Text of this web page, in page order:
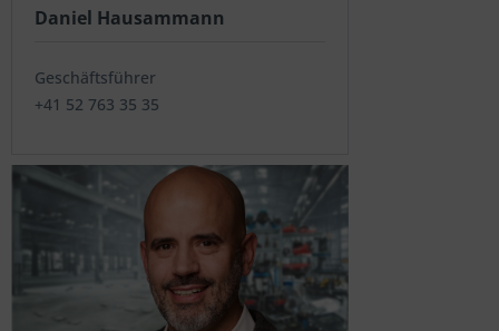
Daniel Hausammann
Geschäftsführer
+41 52 763 35 35